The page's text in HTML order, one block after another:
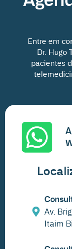
Entre em
Dr. Hugo
pacientes
Av.
Itaim